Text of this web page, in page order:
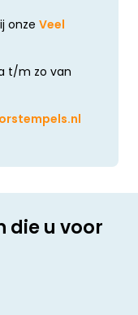
onze Veel
t/m zo van
die u voor